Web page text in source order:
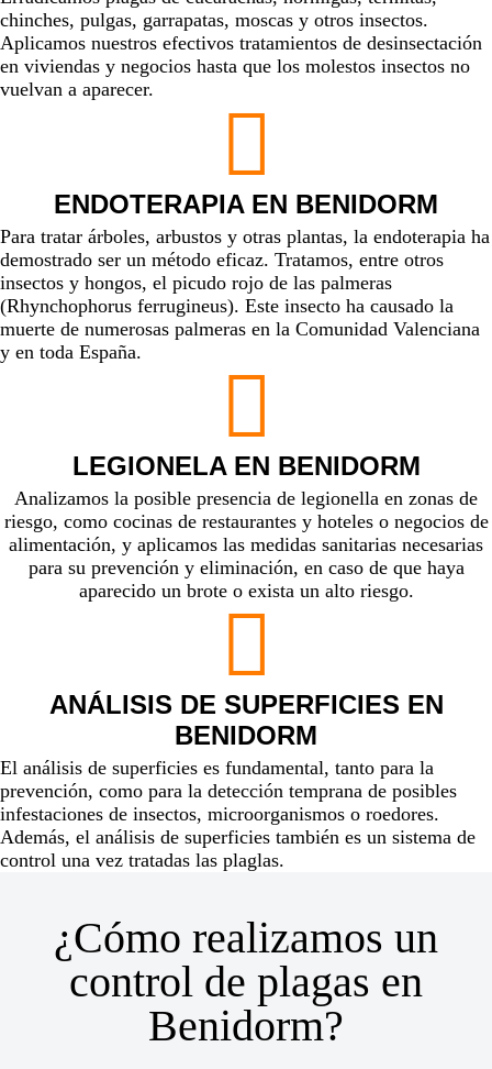
chinches, pulgas, garrapatas, moscas y otros insectos.
Aplicamos nuestros efectivos tratamientos de desinsectación
en viviendas y negocios hasta que los molestos insectos no
vuelvan a aparecer.
ENDOTERAPIA EN BENIDORM
Para tratar árboles, arbustos y otras plantas, la endoterapia ha
demostrado ser un método eficaz. Tratamos, entre otros
insectos y hongos, el picudo rojo de las palmeras
(Rhynchophorus ferrugineus). Este insecto ha causado la
muerte de numerosas palmeras en la Comunidad Valenciana
y en toda España.
LEGIONELA EN BENIDORM
Analizamos la posible presencia de legionella en zonas de
riesgo, como cocinas de restaurantes y hoteles o negocios de
alimentación, y aplicamos las medidas sanitarias necesarias
para su prevención y eliminación, en caso de que haya
aparecido un brote o exista un alto riesgo.
ANÁLISIS DE SUPERFICIES EN
BENIDORM
El análisis de superficies es fundamental, tanto para la
prevención, como para la detección temprana de posibles
infestaciones de insectos, microorganismos o roedores.
Además, el análisis de superficies también es un sistema de
control una vez tratadas las plaglas.
¿Cómo realizamos un
control de plagas en
Benidorm?